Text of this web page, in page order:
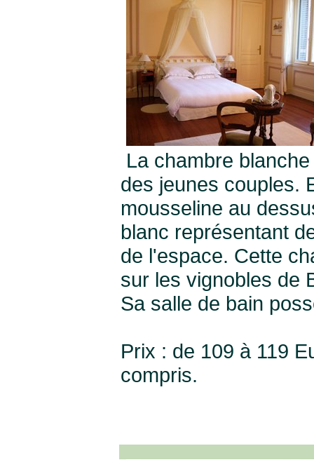
La chambre
des jeunes couples.
mousseline au
blanc représentant
de l'espace. Cette
sur les vignobles de
Sa salle de bain
Prix : de 109 à 119
compris.